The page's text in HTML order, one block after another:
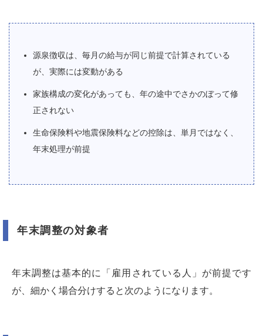
源泉徴収は、毎月の給与が同じ前提で計算されている
が、実際には変動がある
家族構成の変化があっても、年の途中でさかのぼって修
正されない
生命保険料や地震保険料などの控除は、単月ではなく、
年末処理が前提
年末調整の対象者
年末調整は基本的に「雇用されている人」が前提です
が、細かく場合分けすると次のようになります。